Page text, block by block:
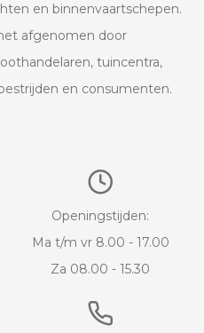
en binnenvaartschepen.
afgenomen door
tuincentra,
en consumenten.
Openingstijden:
Ma t/m vr 8.00 - 17.00
Za 08.00 - 15.30